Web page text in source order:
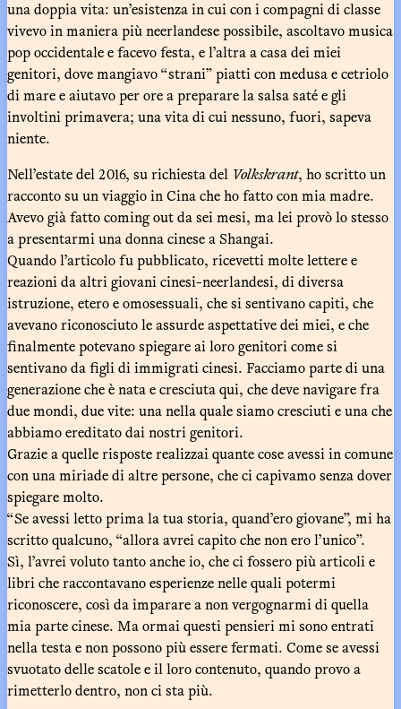
una doppia vita: un’esistenza in cui con i compagni di classe
vivevo in maniera più neerlandese possibile, ascoltavo musica
pop occidentale e facevo festa, e l’altra a casa dei miei
genitori, dove mangiavo “strani” piatti con medusa e cetriolo
di mare e aiutavo per ore a preparare la salsa saté e gli
involtini primavera; una vita di cui nessuno, fuori, sapeva
niente.
Nell’estate del 2016, su richiesta del Volkskrant, ho scritto un
racconto su un viaggio in Cina che ho fatto con mia madre.
Avevo già fatto coming out da sei mesi, ma lei provò lo stesso
a presentarmi una donna cinese a Shangai.
Quando l’articolo fu pubblicato, ricevetti molte lettere e
reazioni da altri giovani cinesi-neerlandesi, di diversa
istruzione, etero e omosessuali, che si sentivano capiti, che
avevano riconosciuto le assurde aspettative dei miei, e che
finalmente potevano spiegare ai loro genitori come si
sentivano da figli di immigrati cinesi. Facciamo parte di una
generazione che è nata e cresciuta qui, che deve navigare fra
due mondi, due vite: una nella quale siamo cresciuti e una che
abbiamo ereditato dai nostri genitori.
Grazie a quelle risposte realizzai quante cose avessi in comune
con una miriade di altre persone, che ci capivamo senza dover
spiegare molto.
“Se avessi letto prima la tua storia, quand’ero giovane”, mi ha
scritto qualcuno, “allora avrei capito che non ero l’unico”.
Sì, l’avrei voluto tanto anche io, che ci fossero più articoli e
libri che raccontavano esperienze nelle quali potermi
riconoscere, così da imparare a non vergognarmi di quella
mia parte cinese. Ma ormai questi pensieri mi sono entrati
nella testa e non possono più essere fermati. Come se avessi
svuotato delle scatole e il loro contenuto, quando provo a
rimetterlo dentro, non ci sta più.